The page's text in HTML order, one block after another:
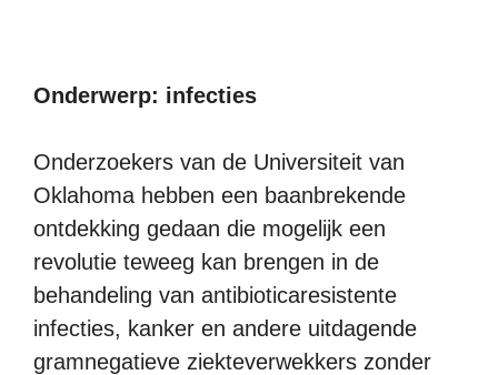
Onderwerp: infecties
Onderzoekers van de Universiteit van
Oklahoma hebben een baanbrekende
ontdekking gedaan die mogelijk een
revolutie teweeg kan brengen in de
behandeling van antibioticaresistente
infecties, kanker en andere uitdagende
gramnegatieve ziekteverwekkers zonder